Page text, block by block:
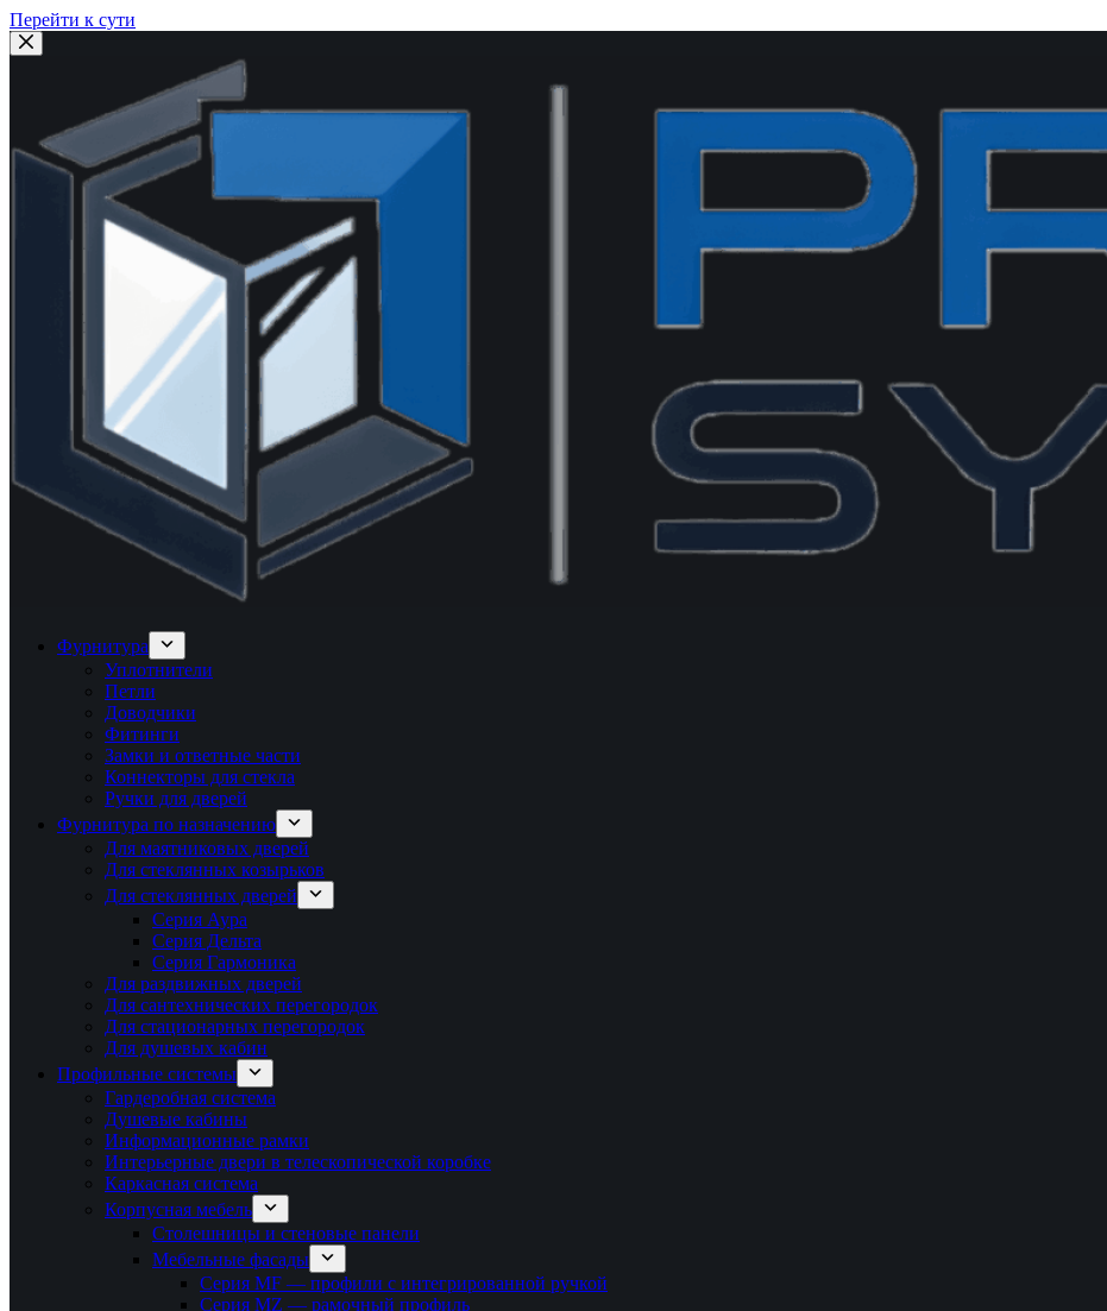
Перейти к сути
Фурнитура
Уплотнители
Петли
Доводчики
Фитинги
Замки и ответные части
Коннекторы для стекла
Ручки для дверей
Фурнитура по назначению
Для маятниковых дверей
Для стеклянных козырьков
Для стеклянных дверей
Серия Аура
Серия Дельта
Серия Гармоника
Для раздвижных дверей
Для сантехнических перегородок
Для стационарных перегородок
Для душевых кабин
Профильные системы
Гардеробная система
Душевые кабины
Информационные рамки
Интерьерные двери в телескопической коробке
Каркасная система
Корпусная мебель
Столешницы и стеновые панели
Мебельные фасады
Серия MF — профили с интегрированной ручкой
Серия MZ — рамочный профиль